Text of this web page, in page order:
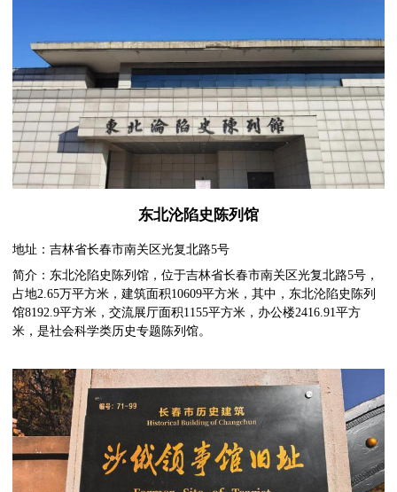
东北沦陷史陈列馆
地址：吉林省长春市南关区光复北路5号
简介：东北沦陷史陈列馆，位于吉林省长春市南关区光复北路5号，
占地2.65万平方米，建筑面积10609平方米，其中，东北沦陷史陈列
馆8192.9平方米，交流展厅面积1155平方米，办公楼2416.91平方
米，是社会科学类历史专题陈列馆。